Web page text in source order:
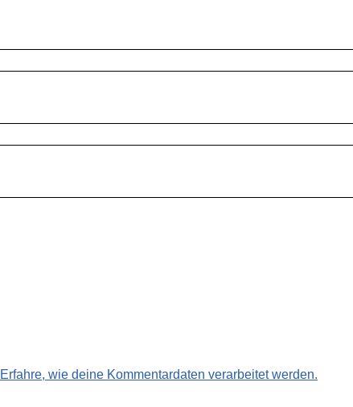
Erfahre, wie deine Kommentardaten verarbeitet werden.